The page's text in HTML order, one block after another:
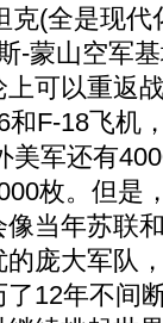
克(全是现
-蒙山空军
可以重返
F-18飞机
美军还有
枚。但是
当年苏联
庞大军队
12年不间